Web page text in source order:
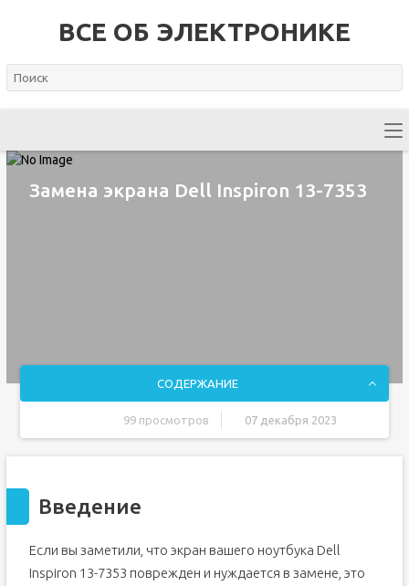
ВСЕ ОБ ЭЛЕКТРОНИКЕ
Замена экрана Dell Inspiron 13-7353
СОДЕРЖАНИЕ
99 просмотров 07 декабря 2023
Шаг 2 Закрепите основание
Шаг 4 Оперативная память
Шаг 5
Введение
Если вы заметили, что экран вашего ноутбука Dell
Inspiron 13-7353 поврежден и нуждается в замене, это